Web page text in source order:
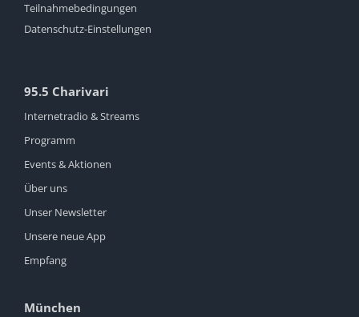
Teilnahmebedingungen
Datenschutz-Einstellungen
95.5 Charivari
Internetradio & Streams
Programm
Events & Aktionen
Über uns
Unser Newsletter
Unsere neue App
Empfang
München